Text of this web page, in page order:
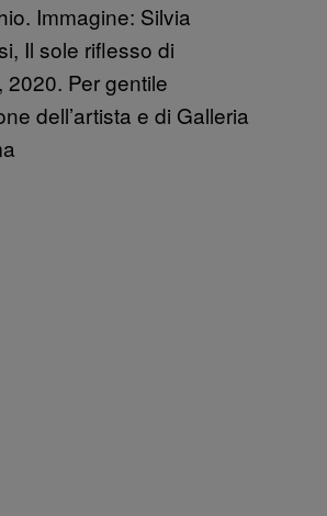
Immagine: Silvia
Il sole riflesso di
2020. Per gentile
dell’artista e di Galleria